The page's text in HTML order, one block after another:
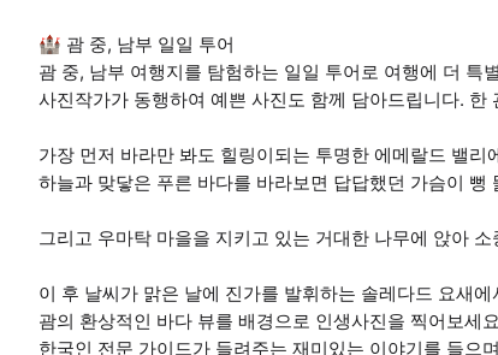
🏰 괌 중, 남부 일일 투어
괌 중, 남부 여행지를 탐험하는 일일 투어로 여행에 더 특
사진작가가 동행하여 예쁜 사진도 함께 담아드립니다. 한
가장 먼저 바라만 봐도 힐링이되는 투명한 에메랄드 밸리
하늘과 맞닿은 푸른 바다를 바라보면 답답했던 가슴이 뻥
그리고 우마탁 마을을 지키고 있는 거대한 나무에 앉아
이 후 날씨가 맑은 날에 진가를 발휘하는 솔레다드 요새에
괌의 환상적인 바다 뷰를 배경으로 인생사진을 찍어보세
한국인 전문 가이드가 들려주는 재미있는 이야기를 들으